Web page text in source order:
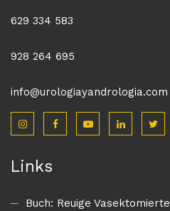
629 334 583
928 264 695
info@urologiayandrologia.com
Links
Buch: Reuige Vasektomierte